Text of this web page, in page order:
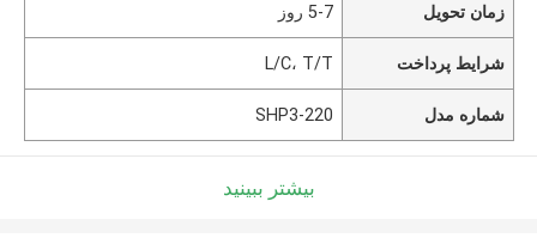
زمان تحویل 5-7 روز
شرایط پرداخت L/C، T/T
شماره مدل SHP3-220
بیشتر ببینید